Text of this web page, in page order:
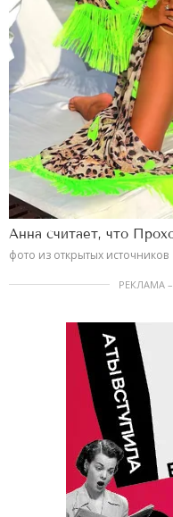
Анна считает, что
фото из открытых источников
РЕКЛАМА